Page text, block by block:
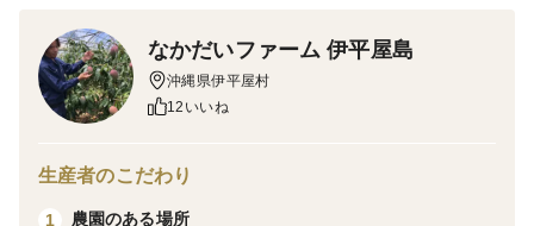
＜栽培のこだわり＞
農薬使用にはこだわっており、慣行栽培の約20％の農薬
しか使用しておらず、代わりに、薄めた海水を併用し防
家製の牛糞を使用することで、出来るだけ自然に近い形
なかだいファーム 伊平屋島
沖縄県伊平屋村
12いいね
生産者のこだわり
1 農園のある場所